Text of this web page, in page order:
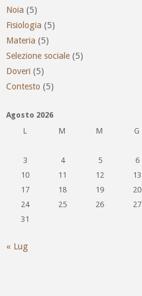
Noia (5)
Fisiologia (5)
Materia (5)
Selezione sociale (5)
Doveri (5)
Contesto (5)
Agosto 2026
L
M M G
3
4 5 6
10
11 12 13
17
18 19 20
24
25 26 27
31
« Lug